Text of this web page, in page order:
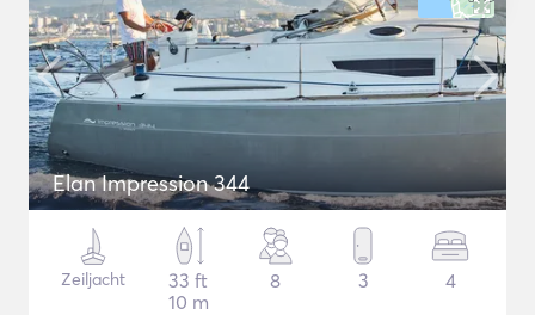
Elan Impression 344
Zeiljacht
33 ft
10 m
8 3 4